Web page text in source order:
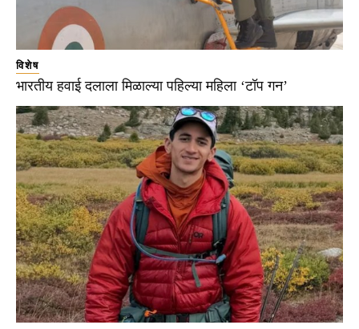
विशेष
भारतीय हवाई दलाला मिळाल्या पहिल्या महिला ‘टॉप गन’